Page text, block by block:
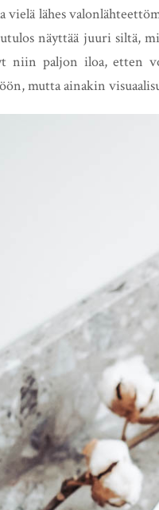
vielä lähes
näyttää juuri siltä,
niin paljon iloa, etten
mutta ainakin